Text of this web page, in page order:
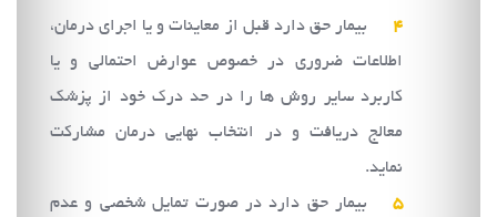
بيمار حق دارد قبل از معاينات و يا اجراي درمان،
اطلاعات ضروري در خصوص عوارض احتمالي و يا
كاربرد ساير روش ها را در حد درك خود از پزشك
معالج دريافت و در انتخاب نهايي درمان مشاركت
نمايد.
بيمار حق دارد در صورت تمايل شخصي و عدم